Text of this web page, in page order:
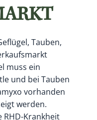
Tauben,
muss ein
und bei Tauben
vorhanden
werden.
RHD-Krankheit